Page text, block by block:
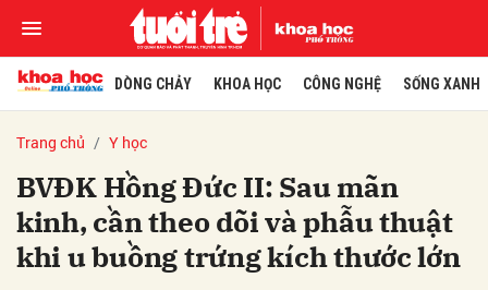
DÒNG CHẢY KHOA HỌC CÔNG NGHỆ SỐNG XANH
Trang chủ Y học
BVĐK Hồng Đức II: Sau mãn
kinh, cần theo dõi và phẫu thuật
khi u buồng trứng kích thước lớn